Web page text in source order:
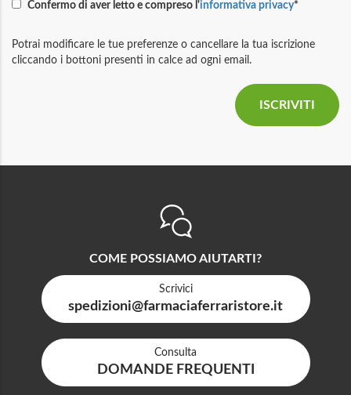
Confermo di aver letto e compreso l'informativa privacy*
Potrai modificare le tue preferenze o cancellare la tua iscrizione
cliccando i bottoni presenti in calce ad ogni email.
COME POSSIAMO AIUTARTI?
Scrivici
spedizioni@farmaciaferraristore.it
Consulta
DOMANDE FREQUENTI